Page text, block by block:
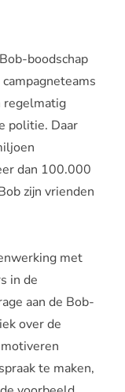
boodschap
regelmatig
politie. Daar
dan 100.000
zijn vrienden
met
in de
aan de Bob-
over de
te maken,